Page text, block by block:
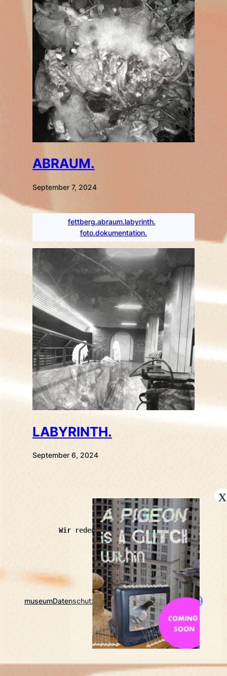
ABRAUM.
September 7, 2024
fettberg.abraum.labyrinth.
foto.dokumentation.
LABYRINTH.
September 6, 2024
kopróchoma
Wir reden auch mit Schaben.
museumDatenschutz Impressum Instagram
Twitch
https://www.nrw-lfdk.de/app/mitglied/
E-Mail